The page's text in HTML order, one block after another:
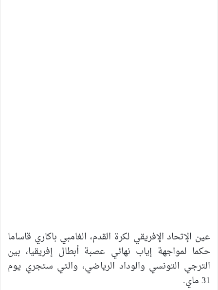
عين الإتحاد الإفريقي لكرة القدم، الغامبي باكاري قاساما
حكما لمواجهة إياب نهائي عصبة أبطال إفريقيا، بين
الترجي التونسي والوداد الرياضي، والتي ستجري يوم
31 ماي.